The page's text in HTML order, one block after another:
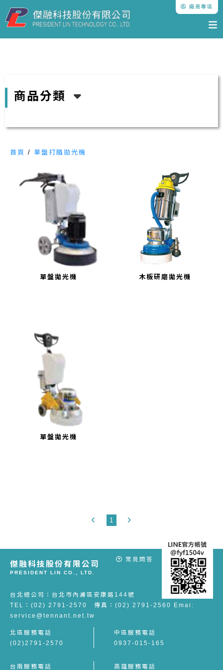
廠商專區
商品分類
首頁 / 單盤打腊拋光機
單盤拋光機 木板研磨拋光機
單盤拋光機
1
常見問答
傑融科技股份有限公司
PRESIDENT LIN CO., LTD.
台北總公司：台北市內湖區安康路144號
TEL：(02) 2791-2570 傳真：(02) 2791-2560 Emai:
service@tennant.net.tw
北區服務電話
(02)2791-2570
中區服務電話
0937-015-165
台南服務電話 高雄服務電話